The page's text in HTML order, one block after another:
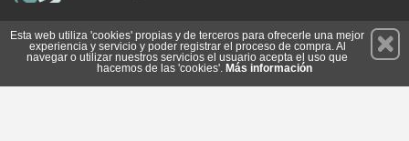
Suscríbete
Esta web utiliza 'cookies' propias y de terceros para ofrecerle una mejor
experiencia y servicio y poder registrar el proceso de compra. Al
navegar o utilizar nuestros servicios el usuario acepta el uso que
hacemos de las 'cookies'. Más información